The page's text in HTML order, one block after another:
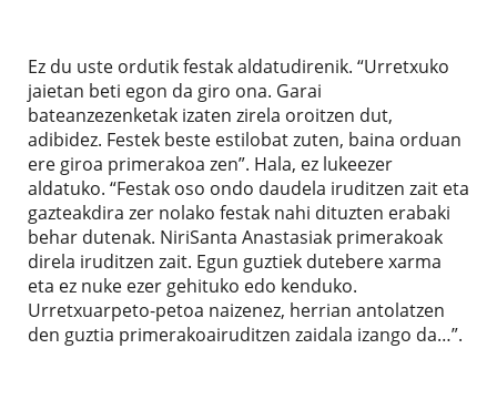
Ez du uste ordutik festak aldatudirenik. “Urretxuko
jaietan beti egon da giro ona. Garai
bateanzezenketak izaten zirela oroitzen dut,
adibidez. Festek beste estilobat zuten, baina orduan
ere giroa primerakoa zen”. Hala, ez lukeezer
aldatuko. “Festak oso ondo daudela iruditzen zait eta
gazteakdira zer nolako festak nahi dituzten erabaki
behar dutenak. NiriSanta Anastasiak primerakoak
direla iruditzen zait. Egun guztiek dutebere xarma
eta ez nuke ezer gehituko edo kenduko.
Urretxuarpeto-petoa naizenez, herrian antolatzen
den guztia primerakoairuditzen zaidala izango da…”.